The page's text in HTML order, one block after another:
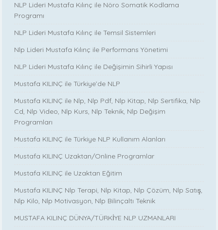
NLP Lideri Mustafa Kılınç ile Nöro Somatik Kodlama
Programı
NLP Lideri Mustafa Kılınç ile Temsil Sistemleri
Nlp Lideri Mustafa Kılınç ile Performans Yönetimi
NLP Lideri Mustafa Kılınç ile Değişimin Sihirli Yapısı
Mustafa KILINÇ ile Türkiye’de NLP
Mustafa KILINÇ ile Nlp, Nlp Pdf, Nlp Kitap, Nlp Sertifika, Nlp
Cd, Nlp Video, Nlp Kurs, Nlp Teknik, Nlp Değişim
Programları
Mustafa KILINÇ ile Türkiye NLP Kullanım Alanları
Mustafa KILINÇ Uzaktan/Online Programlar
Mustafa KILINÇ ile Uzaktan Eğitim
Mustafa KILINÇ Nlp Terapi, Nlp Kitap, Nlp Çözüm, Nlp Satış,
Nlp Kilo, Nlp Motivasyon, Nlp Bilinçaltı Teknik
MUSTAFA KILINÇ DÜNYA/TÜRKİYE NLP UZMANLARI